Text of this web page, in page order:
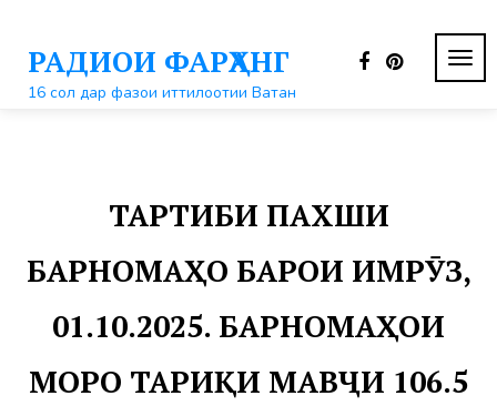
контентуРАДИОИ ФАРҲАНГ
16 сол дар фазои иттилоотии Ватан
ТАРТИБИ ПАХШИ
БАРНОМАҲО БАРОИ ИМРӮЗ,
01.10.2025. БАРНОМАҲОИ
МОРО ТАРИҚИ МАВҶИ 106.5